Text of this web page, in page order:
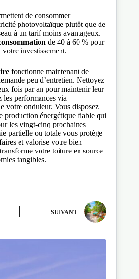
de consommer
photovoltaïque plutôt que de
à un tarif moins avantageux.
de 40 à 60 % pour
investissement.
fonctionne maintenant de
peu d’entretien. Nettoyez
fois par an pour maintenir leur
les performances via
votre onduleur. Vous disposez
production énergétique fiable qui
les vingt-cinq prochaines
partielle ou totale vous protège
et valorise votre bien
votre toiture en source
tangibles.
SUIVANT